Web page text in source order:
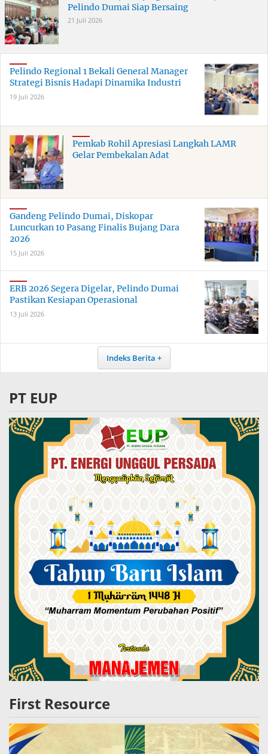
Pelindo Dumai Siap Bersaing
21 Juli 2026
Pelindo Regional 1 Bekali General Manager
Strategi Bisnis Hadapi Dinamika Industri
19 Juli 2026
Pemkab Rohil Apresiasi Langkah LAMR
Gelar Pembekalan Adat
Gandeng Pelindo Dumai, Diskopar
Luncurkan 10 Pasang Finalis Bujang Dara
2026
15 Juli 2026
ERB 2026 Segera Digelar, Pelindo Dumai
Pastikan Kesiapan Operasional
13 Juli 2026
Indeks Berita
PT EUP
First Resource